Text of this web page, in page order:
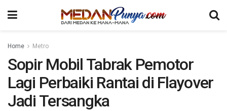
Home Metro
Sopir Mobil Tabrak Pemotor
Lagi Perbaiki Rantai di Flayover
Jadi Tersangka